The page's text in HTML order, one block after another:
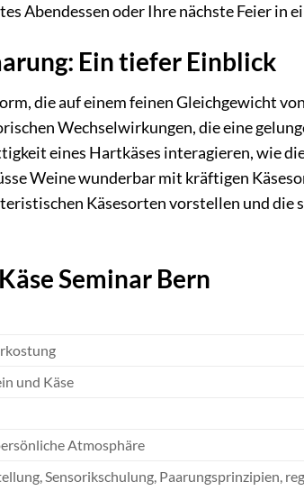
Abendessen oder Ihre nächste Feier in
Ein tiefer Einblick
die auf einem feinen Gleichgewicht
Wechselwirkungen, die eine
eines Hartkäses interagieren, wie
Weine wunderbar mit kräftigen
Käsesorten vorstellen und die
Seminar Bern
und Käse
Atmosphäre
Sensorikschulung, Paarungsprinzipien,